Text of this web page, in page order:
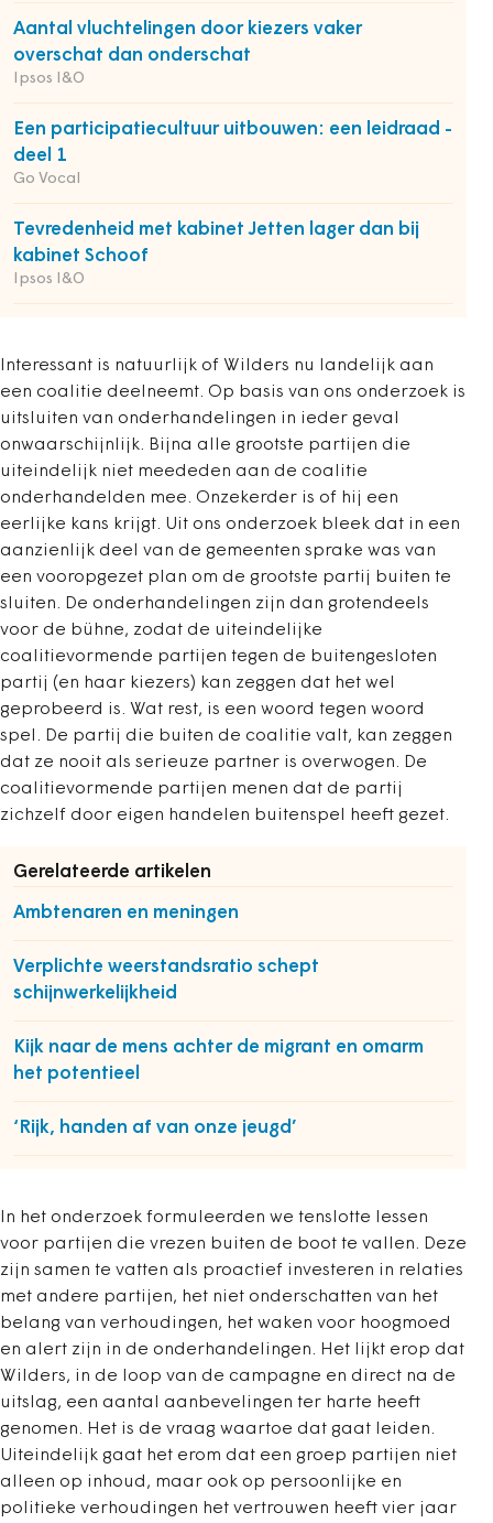
Aantal vluchtelingen door kiezers vaker
overschat dan onderschat
Ipsos I&O
Een participatiecultuur uitbouwen: een leidraad -
deel 1
Go Vocal
Tevredenheid met kabinet Jetten lager dan bij
kabinet Schoof
Ipsos I&O
Interessant is natuurlijk of Wilders nu landelijk aan
een coalitie deelneemt. Op basis van ons onderzoek is
uitsluiten van onderhandelingen in ieder geval
onwaarschijnlijk. Bijna alle grootste partijen die
uiteindelijk niet meededen aan de coalitie
onderhandelden mee. Onzekerder is of hij een
eerlijke kans krijgt. Uit ons onderzoek bleek dat in een
aanzienlijk deel van de gemeenten sprake was van
een vooropgezet plan om de grootste partij buiten te
sluiten. De onderhandelingen zijn dan grotendeels
voor de bühne, zodat de uiteindelijke
coalitievormende partijen tegen de buitengesloten
partij (en haar kiezers) kan zeggen dat het wel
geprobeerd is. Wat rest, is een woord tegen woord
spel. De partij die buiten de coalitie valt, kan zeggen
dat ze nooit als serieuze partner is overwogen. De
coalitievormende partijen menen dat de partij
zichzelf door eigen handelen buitenspel heeft gezet.
Gerelateerde artikelen
Ambtenaren en meningen
Verplichte weerstandsratio schept
schijnwerkelijkheid
Kijk naar de mens achter de migrant en omarm
het potentieel
‘Rijk, handen af van onze jeugd’
In het onderzoek formuleerden we tenslotte lessen
voor partijen die vrezen buiten de boot te vallen. Deze
zijn samen te vatten als proactief investeren in relaties
met andere partijen, het niet onderschatten van het
belang van verhoudingen, het waken voor hoogmoed
en alert zijn in de onderhandelingen. Het lijkt erop dat
Wilders, in de loop van de campagne en direct na de
uitslag, een aantal aanbevelingen ter harte heeft
genomen. Het is de vraag waartoe dat gaat leiden.
Uiteindelijk gaat het erom dat een groep partijen niet
alleen op inhoud, maar ook op persoonlijke en
politieke verhoudingen het vertrouwen heeft vier jaar